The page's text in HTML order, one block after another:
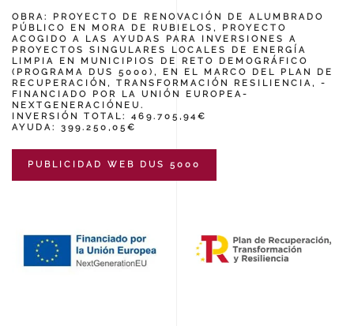
OBRA: PROYECTO DE RENOVACIÓN DE ALUMBRADO
PÚBLICO EN MORA DE RUBIELOS, PROYECTO
ACOGIDO A LAS AYUDAS PARA INVERSIONES A
PROYECTOS SINGULARES LOCALES DE ENERGÍA
LIMPIA EN MUNICIPIOS DE RETO DEMOGRÁFICO
(PROGRAMA DUS 5000), EN EL MARCO DEL PLAN DE
RECUPERACIÓN, TRANSFORMACIÓN RESILIENCIA, -
FINANCIADO POR LA UNIÓN EUROPEA-
NEXTGENERACIÓNEU.
INVERSIÓN TOTAL: 469.705,94€
AYUDA: 399.250,05€
PUBLICIDAD WEB DUS 5000